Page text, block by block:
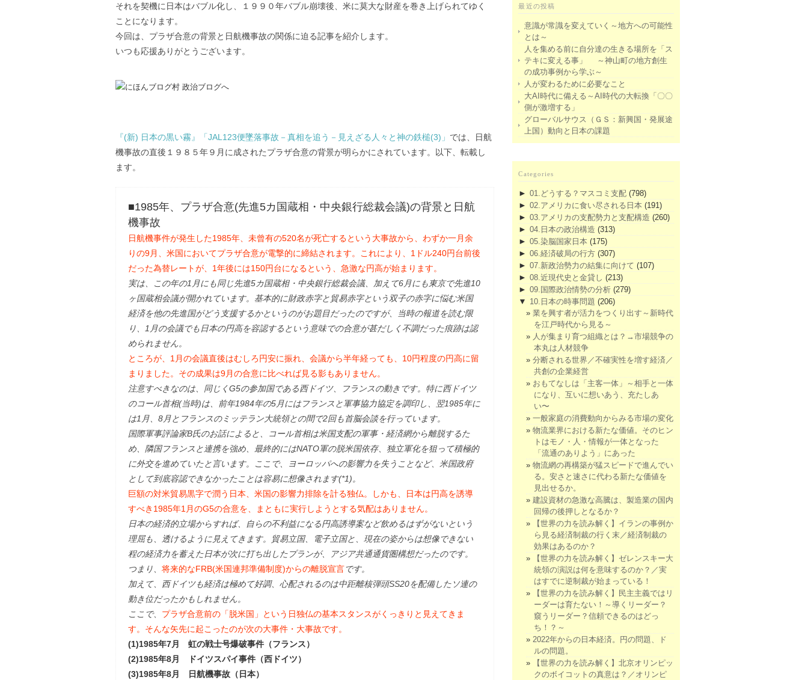
それを契機に日本はバブル化し、１９９０年バブル崩壊後、米に莫大な財産を巻き上げられてゆく
ことになります。
今回は、プラザ合意の背景と日航機事故の関係に迫る記事を紹介します。
いつも応援ありがとうございます。
『(新) 日本の黒い霧』「JAL123便墜落事故－真相を追う－見えざる人々と神の鉄槌(3)」 では、日航
機事故の直後１９８５年９月に成されたプラザ合意の背景が明らかにされています。以下、転載し
ます。
■1985年、プラザ合意(先進5カ国蔵相・中央銀行総裁会議)の背景と日航
機事故
日航機事件が発生した1985年、未曾有の520名が死亡するという大事故から、わずか一月余
りの9月、米国においてプラザ合意が電撃的に締結されます。これにより、1ドル240円台前後
だった為替レートが、1年後には150円台になるという、急激な円高が始まります。
実は、この年の1月にも同じ先進5カ国蔵相・中央銀行総裁会議、加えて6月にも東京で先進10
ヶ国蔵相会議が開かれています。基本的に財政赤字と貿易赤字という双子の赤字に悩む米国
経済を他の先進国がどう支援するかというのがお題目だったのですが、当時の報道を読む限
り、1月の会議でも日本の円高を容認するという意味での合意が甚だしく不調だった痕跡は認
められません。
ところが、1月の会議直後はむしろ円安に振れ、会議から半年経っても、10円程度の円高に留
まりました。その成果は9月の合意に比べれば見る影もありません。
注意すべきなのは、同じくG5の参加国である西ドイツ、フランスの動きです。特に西ドイツ
のコール首相(当時)は、前年1984年の5月にはフランスと軍事協力協定を調印し、翌1985年に
は1月、8月とフランスのミッテラン大統領との間で2回も首脳会談を行っています。
国際軍事評論家B氏のお話によると、コール首相は米国支配の軍事・経済網から離脱するた
め、隣国フランスと連携を強め、最終的にはNATO軍の脱米国依存、独立軍化を狙って積極的
に外交を進めていたと言います。ここで、ヨーロッパへの影響力を失うことなど、米国政府
として到底容認できなかったことは容易に想像されます(*1)。
巨額の対米貿易黒字で潤う日本、米国の影響力排除を計る独仏。しかも、日本は円高を誘導
すべき1985年1月のG5の合意を、まともに実行しようとする気配はありません。
日本の経済的立場からすれば、自らの不利益になる円高誘導案など飲めるはずがないという
理屈も、透けるように見えてきます。貿易立国、電子立国と、現在の姿からは想像できない
程の経済力を蓄えた日本が次に打ち出したプランが、アジア共通通貨圏構想だったのです。
つまり、 将来的なFRB(米国連邦準備制度)からの離脱宣言です。
加えて、西ドイツも経済は極めて好調、心配されるのは中距離核弾頭SS20を配備したソ連の
動き位だったかもしれません。
ここで、 プラザ合意前の「脱米国」という日独仏の基本スタンスがくっきりと見えてきま
す。そんな矢先に起こったのが次の大事件・大事故です。
(1)1985年7月 虹の戦士号爆破事件（フランス）
(2)1985年8月 ドイツスパイ事件（西ドイツ）
(3)1985年8月 日航機事故（日本）
最近の投稿
意識が常識を変えていく～地方への可能性
とは～
人を集める前に自分達の生きる場所を「ス
テキに変える事」 ～神山町の地方創生
の成功事例から学ぶ～
人が変わるために必要なこと
大AI時代に備える～AI時代の大転換「〇〇
側が激増する」
グローバルサウス（ＧＳ：新興国・発展途
上国）動向と日本の課題
Categories
► 01.どうする？マスコミ支配 (798)
► 02.アメリカに食い尽される日本 (191)
► 03.アメリカの支配勢力と支配構造 (260)
► 04.日本の政治構造 (313)
► 05.染脳国家日本 (175)
► 06.経済破局の行方 (307)
► 07.新政治勢力の結集に向けて (107)
► 08.近現代史と金貸し (213)
► 09.国際政治情勢の分析 (279)
▼ 10.日本の時事問題 (206)
業を興す者が活力をつくり出す～新時代
を江戸時代から見る～
人が集まり育つ組織とは？→市場競争の
本丸は人材競争
分断される世界／不確実性を増す経済／
共創の企業経営
おもてなしは「主客一体」～相手と一体
になり、互いに想いあう、充たしあ
い〜
一般家庭の消費動向からみる市場の変化
物流業界における新たな価値。そのヒン
トはモノ・人・情報が一体となった
「流通のありよう」にあった
物流網の再構築が猛スピードで進んでい
る。安さと速さに代わる新たな価値を
見出せるか。
建設資材の急激な高騰は、製造業の国内
回帰の後押しとなるか？
【世界の力を読み解く】イランの事例か
ら見る経済制裁の行く末／経済制裁の
効果はあるのか？
【世界の力を読み解く】ゼレンスキー大
統領の演説は何を意味するのか？／実
はすでに逆制裁が始まっている！
【世界の力を読み解く】民主主義ではリ
ーダーは育たない！～導くリーダー？
窺うリーダー？信頼できるのはどっ
ち！？～
2022年からの日本経済。円の問題、ド
ルの問題。
【世界の力を読み解く】北京オリンピッ
クのボイコットの真意は？／オリンピ